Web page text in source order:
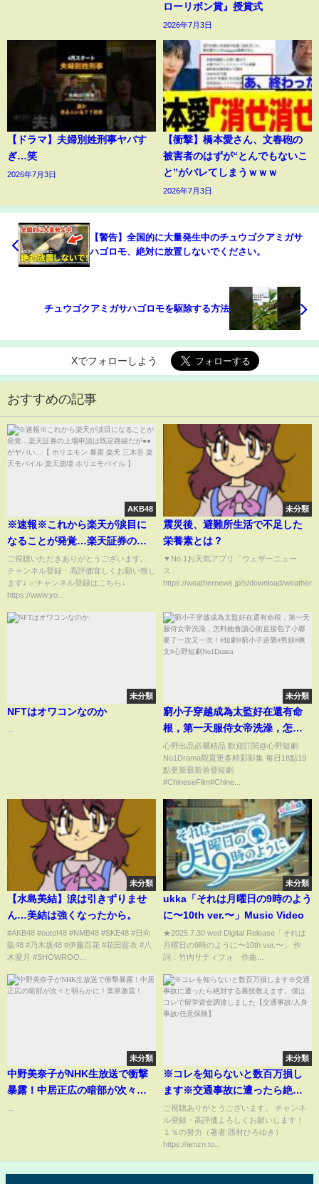
ローリボン賞』授賞式
2026年7月3日
【ドラマ】夫婦別姓刑事ヤバす
ぎ…笑
2026年7月3日
【衝撃】橋本愛さん、文春砲の
被害者のはずが“とんでもないこ
と”がバレてしまうｗｗｗ
2026年7月3日
【警告】全国的に大量発生中のチュウゴクアミガサ
ハゴロモ、絶対に放置しないでください。
チュウゴクアミガサハゴロモを駆除する方法
Xでフォローしよう
おすすめの記事
AKB48
※速報※これから楽天が涙目に
なることが発覚…楽天証券の上
場申請は既定路線だが●●がヤバ
い…【 ホリエモン 暴露 楽天 三
木谷 楽天モバイル 楽天崩壊 ホリ
ご視聴いただきありがとうございます。
チャンネル登録・高評価宜しくお願い致し
ます♪ ✅チャンネル登録はこちら↓
https://www.yo...
未分類
震災後、避難所生活で不足した
栄養素とは？
▼No.1お天気アプリ「ウェザーニュー
ス」
https://weathernews.jp/s/download/
未分類
NFTはオワコンなのか
未分類
窮小子穿越成為太監好在還有命
根，第一天服侍女帝洗澡，怎料
她會讀心術直接包了小夥要了一
次又一次！#短劇#窮小子逆襲#男
頻#爽文#心野短劇No1Drama
心野出品必屬精品 歡迎訂閱@心野短劇
No1Drama觀賞更多精彩影集 每日18點19
點更新最新首發短劇
#ChineseFilm#Chine...
未分類
【水島美結】涙は引きずりませ
ん…美結は強くなったから。
#AKB48 #outof48 #NMB48 #SKE48 #日向
阪48 #乃木坂48 #伊藤百花 #花田藍衣 #八
木愛月 #SHOWROO...
未分類
ukka「それは月曜日の9時のよう
に〜10th ver.〜」Music Video
★2025.7.30 wed Digital Release「それは
月曜日の9時のように〜10th ver.〜」 作
詞：竹内サティフォ 作曲...
未分類
中野美奈子がNHK生放送で衝撃
暴露！中居正広の暗部が次々と
未分類
※コレを知らないと数百万損し
ます※交通事故に遭ったら絶対
する裏技教えます。僕はコレで
留学資金調達しました【交通事
故/人身事故/任意保険】
ご視聴ありがとうございます。 チャンネ
ル登録・高評価よろしくお願いします！
１％の努力（著者:西村ひろゆき）
https://amzn.to...